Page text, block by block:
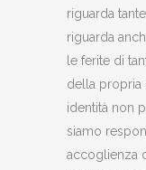
riguarda
riguarda
le ferite di
della propria
identità non
siamo
accoglienza